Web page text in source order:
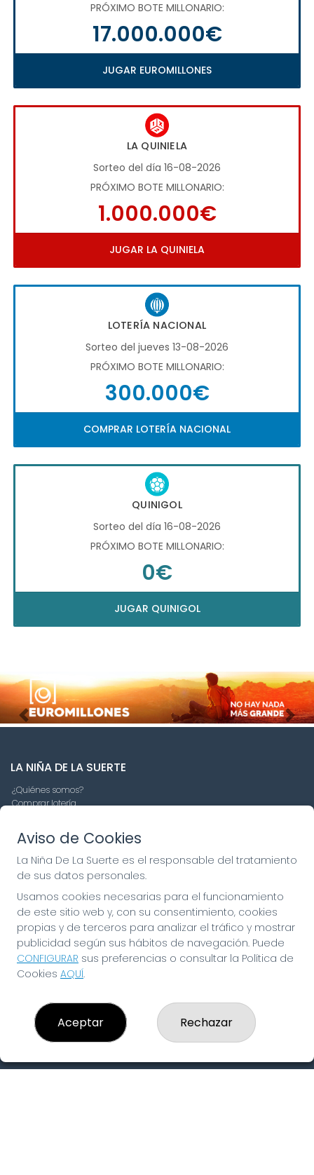
PRÓXIMO BOTE MILLONARIO:
17.000.000€
JUGAR EUROMILLONES
LA QUINIELA
Sorteo del día 16-08-2026
PRÓXIMO BOTE MILLONARIO:
1.000.000€
JUGAR LA QUINIELA
LOTERÍA NACIONAL
Sorteo del jueves 13-08-2026
PRÓXIMO BOTE MILLONARIO:
300.000€
COMPRAR LOTERÍA NACIONAL
QUINIGOL
Sorteo del día 16-08-2026
PRÓXIMO BOTE MILLONARIO:
0€
JUGAR QUINIGOL
Imagen anterior
LA NIÑA DE LA SUERTE
¿Quiénes somos?
Comprar lotería
Contacto
Empresas
Compra en SELAE
Peñas
Boletos digitales
Acceso
Registro
CONTACTO
ADMINISTRACION DE LOTERIAS: 19-FUENLABRADA -
RECEPTOR OFICIAL: 97910
pedidos@laninadelasuerte.es
CASTILLA LA NUEVA, 12
Fuenlabrada, 28941
Aviso de Cookies
La Niña De La Suerte es el responsable del tratamiento
de sus datos personales.
Usamos cookies necesarias para el funcionamiento
de este sitio web y, con su consentimiento, cookies
propias y de terceros para analizar el tráfico y mostrar
publicidad según sus hábitos de navegación. Puede
CONFIGURAR sus preferencias o consultar la Política de
Cookies AQUÍ.
Aceptar Rechazar